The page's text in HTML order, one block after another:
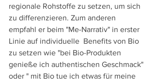
regionale Rohstoffe zu setzen, um sich
zu differenzieren. Zum anderen
empfahl er beim "Me-Narrativ" in erster
Linie auf individuelle  Benefits von Bio
zu setzen wie "bei Bio-Produkten
genieße ich authentischen Geschmack"
oder " mit Bio tue ich etwas für meine